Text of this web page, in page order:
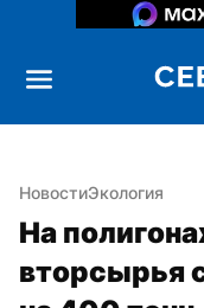
НовостиЭкология
На
вторсырья